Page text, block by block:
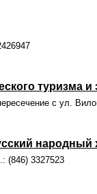
туризма и
с ул.
(846) 3327523